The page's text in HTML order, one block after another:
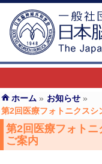
ホーム » お知らせ »
第2回医療フォトニクス
第2回医療フォト
ご案内